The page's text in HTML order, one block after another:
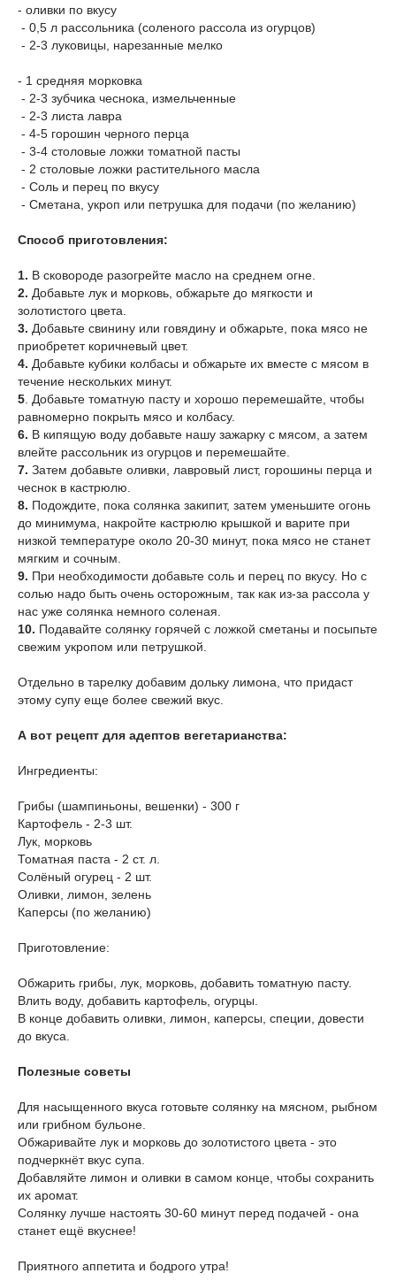
- оливки по вкусу
- 0,5 л рассольника (соленого рассола из огурцов)
- 2-3 луковицы, нарезанные мелко
- 1 средняя морковка
- 2-3 зубчика чеснока, измельченные
- 2-3 листа лавра
- 4-5 горошин черного перца
- 3-4 столовые ложки томатной пасты
- 2 столовые ложки растительного масла
- Соль и перец по вкусу
- Сметана, укроп или петрушка для подачи (по желанию)
Способ приготовления:
1. В сковороде разогрейте масло на среднем огне.
2. Добавьте лук и морковь, обжарьте до мягкости и
золотистого цвета.
3. Добавьте свинину или говядину и обжарьте, пока мясо не
приобретет коричневый цвет.
4. Добавьте кубики колбасы и обжарьте их вместе с мясом в
течение нескольких минут.
5 . Добавьте томатную пасту и хорошо перемешайте, чтобы
равномерно покрыть мясо и колбасу.
6. В кипящую воду добавьте нашу зажарку с мясом, а затем
влейте рассольник из огурцов и перемешайте.
7. Затем добавьте оливки, лавровый лист, горошины перца и
чеснок в кастрюлю.
8. Подождите, пока солянка закипит, затем уменьшите огонь
до минимума, накройте кастрюлю крышкой и варите при
низкой температуре около 20-30 минут, пока мясо не станет
мягким и сочным.
9. При необходимости добавьте соль и перец по вкусу. Но с
солью надо быть очень осторожным, так как из-за рассола у
нас уже солянка немного соленая.
10. Подавайте солянку горячей с ложкой сметаны и посыпьте
свежим укропом или петрушкой.
Отдельно в тарелку добавим дольку лимона, что придаст
этому супу еще более свежий вкус.
А вот рецепт для адептов вегетарианства:
Ингредиенты:
Грибы (шампиньоны, вешенки) - 300 г
Картофель - 2-3 шт.
Лук, морковь
Томатная паста - 2 ст. л.
Солёный огурец - 2 шт.
Оливки, лимон, зелень
Каперсы (по желанию)
Приготовление:
Обжарить грибы, лук, морковь, добавить томатную пасту.
Влить воду, добавить картофель, огурцы.
В конце добавить оливки, лимон, каперсы, специи, довести
до вкуса.
Полезные советы
Для насыщенного вкуса готовьте солянку на мясном, рыбном
или грибном бульоне.
Обжаривайте лук и морковь до золотистого цвета - это
подчеркнёт вкус супа.
Добавляйте лимон и оливки в самом конце, чтобы сохранить
их аромат.
Солянку лучше настоять 30-60 минут перед подачей - она
станет ещё вкуснее!
Приятного аппетита и бодрого утра!